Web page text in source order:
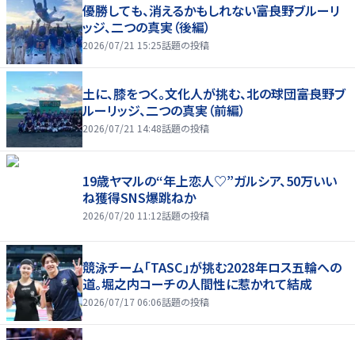
優勝しても、消えるかもしれない――富良野ブルーリ
ッジ、二つの真実（後編）
2026/07/21 15:25話題の投稿
土に、膝をつく。文化人が挑む、北の球団――富良野ブ
ルーリッジ、二つの真実（前編）
2026/07/21 14:48話題の投稿
19歳ヤマルの“年上恋人♡”ガルシア、50万いい
ね獲得SNS爆跳ねか
2026/07/20 11:12話題の投稿
競泳チーム「TASC」が挑む2028年ロス五輪への
道。堀之内コーチの人間性に惹かれて結成
2026/07/17 06:06話題の投稿